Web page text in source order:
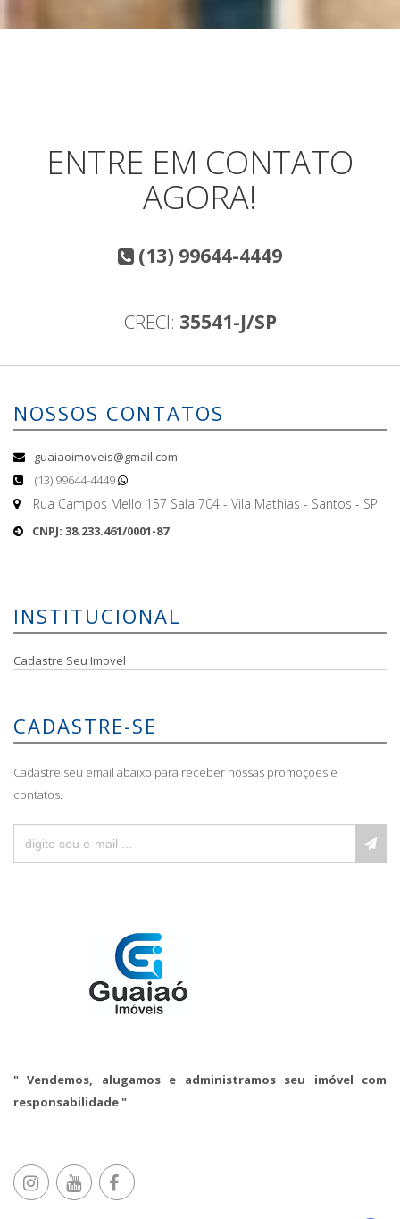
ENTRE EM CONTATO
AGORA!
(13) 99644-4449
CRECI: 35541-J/SP
NOSSOS CONTATOS
guaiaoimoveis@gmail.com
(13) 99644-4449
Rua Campos Mello 157 Sala 704 - Vila Mathias - Santos - SP
CNPJ: 38.233.461/0001-87
INSTITUCIONAL
Cadastre Seu Imovel
CADASTRE-SE
Cadastre seu email abaixo para receber nossas promoções e
contatos.
" Vendemos, alugamos e administramos seu imóvel com
responsabilidade "